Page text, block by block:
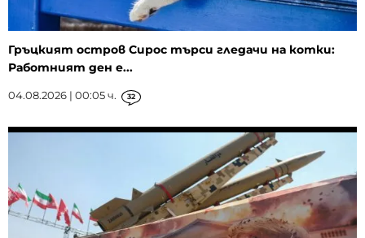
Гръцкият остров Сирос търси гледачи на котки:
Работният ден е...
04.08.2026 | 00:05 ч. 32